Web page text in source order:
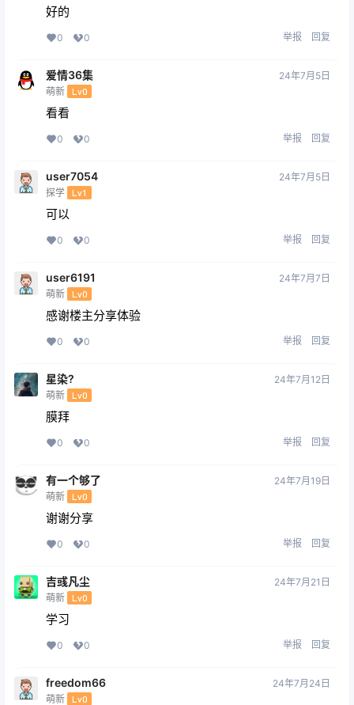
好的
0 0 举报 回复
爱情36集
萌新 Lv0
24年7月5日
看看
0 0 举报 回复
user7054
探学 Lv1
24年7月5日
可以
0 0 举报 回复
user6191
萌新 Lv0
24年7月7日
感谢楼主分享体验
0 0 举报 回复
星染?
萌新 Lv0
24年7月12日
膜拜
0 0 举报 回复
有一个够了
萌新 Lv0
24年7月19日
谢谢分享
0 0 举报 回复
吉彧凡尘
萌新 Lv0
24年7月21日
学习
0 0 举报 回复
freedom66
萌新 Lv0
24年7月24日